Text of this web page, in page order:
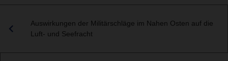
Auswirkungen der Militärschläge im Nahen Osten auf die
Luft- und Seefracht